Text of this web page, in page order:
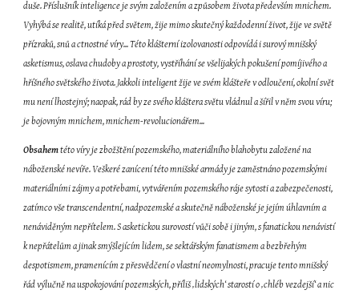
duše. Příslušník inteligence je svým založením a způsobem života především mnichem.
Vyhýbá se realitě, utíká před světem, žije mimo skutečný každodenní život, žije ve světě
přízraků, snů a ctnostné víry... Této klášterní izolovanosti odpovídá i surový mnišský
asketismus, oslava chudoby a prostoty, vystříhání se všelijakých pokušení pomíjivého a
hříšného světského života. Jakkoli inteligent žije ve svém klášteře v odloučení, okolní svět
mu není lhostejný; naopak, rád by ze svého kláštera světu vládnul a šířil v něm svou víru;
je bojovným mnichem, mnichem-revolucionářem...
Obsahem této víry je zbožštění pozemského, materiálního blahobytu založené na
náboženské nevíře. Veškeré zanícení této mnišské armády je zaměstnáno pozemskými
materiálními zájmy a potřebami, vytvářením pozemského ráje sytosti a zabezpečenosti,
zatímco vše transcendentní, nadpozemské a skutečně náboženské je jejím úhlavním a
nenáviděným nepřítelem. S asketickou surovostí vůči sobě i jiným, s fanatickou nenávistí
k nepřátelům a jinak smýšlejícím lidem, se sektářským fanatismem a bezbřehým
despotismem, pramenícím z přesvědčení o vlastní neomylnosti, pracuje tento mnišský
řád výlučně na uspokojování pozemských, příliš ‚lidských‘ starostí o ‚chléb vezdejší‘ a nic